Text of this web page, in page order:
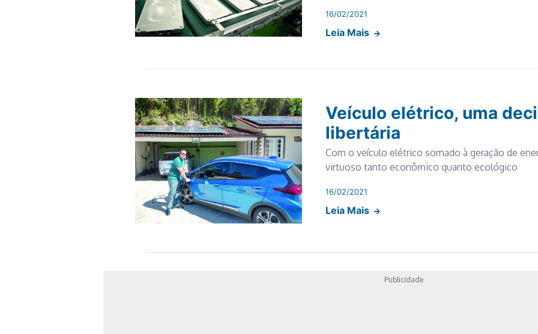
16/02/2021
Leia Mais
Veículo elétrico, uma
libertária
Com o veículo elétrico somado à geração de
virtuoso tanto econômico quanto ecológico
16/02/2021
Leia Mais
Publicidade